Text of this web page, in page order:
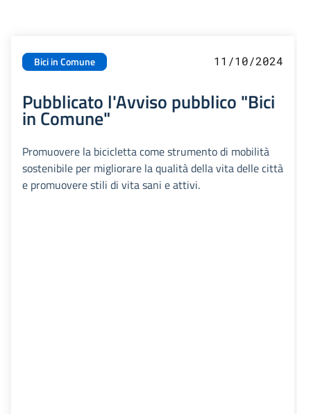
Bici in Comune 11/10/2024
Pubblicato l'Avviso pubblico "Bici
in Comune"
Promuovere la bicicletta come strumento di mobilità
sostenibile per migliorare la qualità della vita delle città
e promuovere stili di vita sani e attivi.